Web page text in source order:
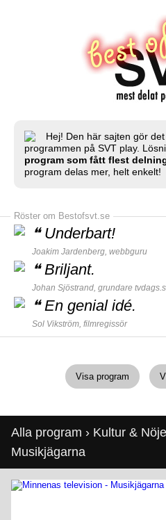
Hej! Den här sajten gör
programmen på SVT play.
program som fått flest
program delas mer, helt enkelt!
Röster om Bestofsvt.se
❝ Underbart!
Joakim Jardenberg, webbguru
❝Briljant.
Johan Sjöstrand, grundare
❝En genial idé.
Sol Vikström, filmregissör
Visa program
Alla program › Kultur & Nöje
Musikjägarna